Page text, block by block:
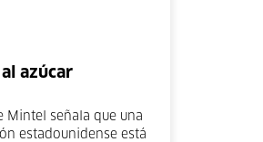
azúcar
Mintel señala que una
estadounidense está